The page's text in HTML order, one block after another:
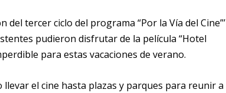
tercer ciclo del programa “Por la Vía del Cine”’
pudieron disfrutar de la película “Hotel
para estas vacaciones de verano.
el cine hasta plazas y parques para reunir a